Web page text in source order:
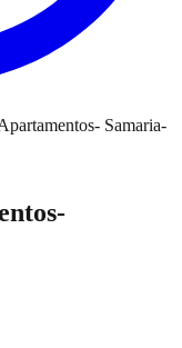
Samaria-